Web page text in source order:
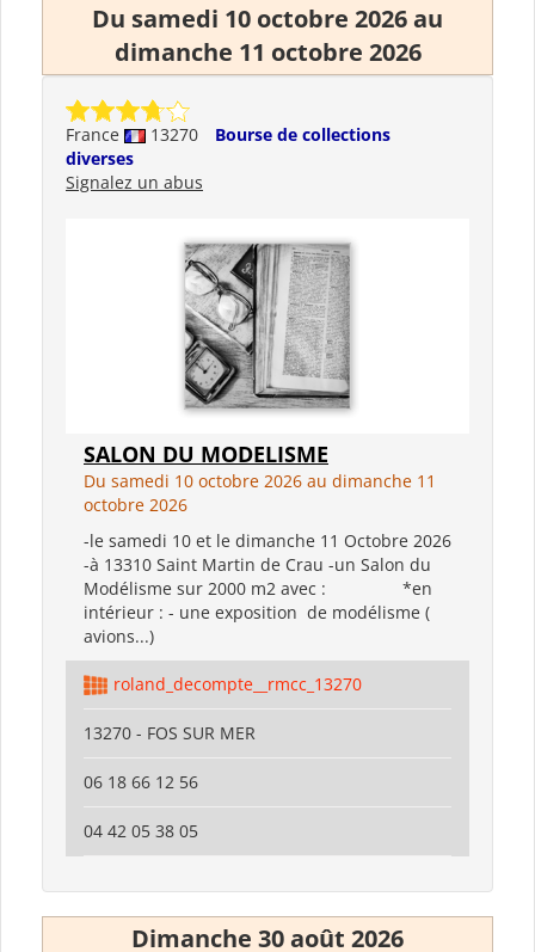
Du samedi 10 octobre 2026 au
dimanche 11 octobre 2026
France 13270
Bourse de collections
diverses
Signalez un abus
SALON DU MODELISME
Du samedi 10 octobre 2026 au dimanche 11
octobre 2026
-le samedi 10 et le dimanche 11 Octobre 2026
-à 13310 Saint Martin de Crau -un Salon du
Modélisme sur 2000 m2 avec : *en
intérieur : - une exposition de modélisme (
avions...)
roland_decompte__rmcc_13270
13270 - FOS SUR MER
06 18 66 12 56
04 42 05 38 05
Dimanche 30 août 2026